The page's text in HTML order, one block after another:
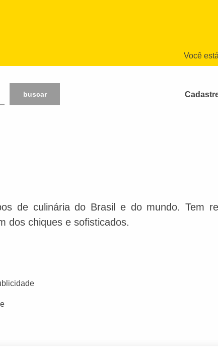
Você
buscar
de culinária do Brasil e do mundo. Tem
dos chiques e sofisticados.